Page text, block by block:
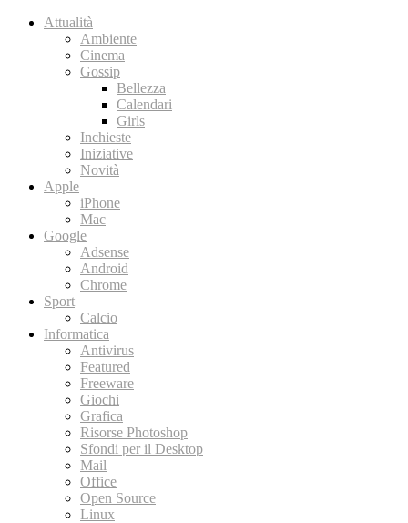
Attualità
Ambiente
Cinema
Gossip
Bellezza
Calendari
Girls
Inchieste
Iniziative
Novità
Apple
iPhone
Mac
Google
Adsense
Android
Chrome
Sport
Calcio
Informatica
Antivirus
Featured
Freeware
Giochi
Grafica
Risorse Photoshop
Sfondi per il Desktop
Mail
Office
Open Source
Linux